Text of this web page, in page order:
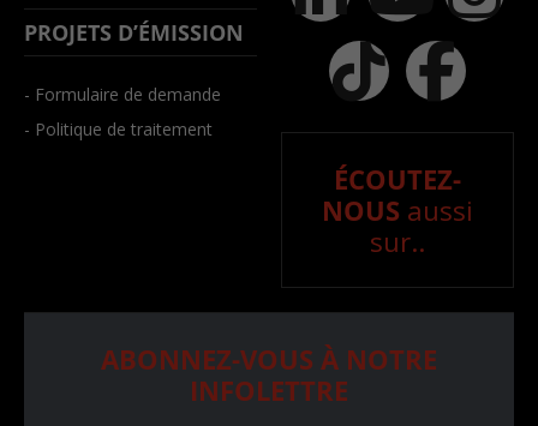
PROJETS D’ÉMISSION
- Formulaire de demande
- Politique de traitement
ÉCOUTEZ-
NOUS aussi
sur..
ABONNEZ-VOUS À NOTRE
INFOLETTRE